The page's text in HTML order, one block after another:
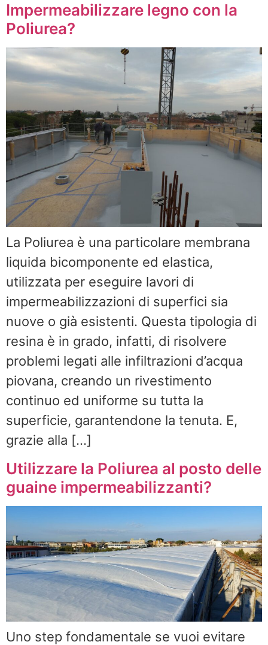
Impermeabilizzare legno con la
Poliurea?
La Poliurea è una particolare membrana
liquida bicomponente ed elastica,
utilizzata per eseguire lavori di
impermeabilizzazioni di superfici sia
nuove o già esistenti. Questa tipologia di
resina è in grado, infatti, di risolvere
problemi legati alle infiltrazioni d’acqua
piovana, creando un rivestimento
continuo ed uniforme su tutta la
superficie, garantendone la tenuta. E,
grazie alla […]
Utilizzare la Poliurea al posto delle
guaine impermeabilizzanti?
Uno step fondamentale se vuoi evitare